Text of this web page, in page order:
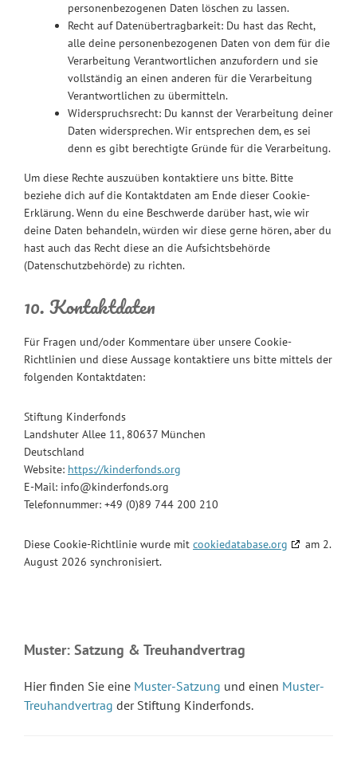
personenbezogenen Daten löschen zu lassen.
Recht auf Datenübertragbarkeit: Du hast das Recht,
alle deine personenbezogenen Daten von dem für die
Verarbeitung Verantwortlichen anzufordern und sie
vollständig an einen anderen für die Verarbeitung
Verantwortlichen zu übermitteln.
Widerspruchsrecht: Du kannst der Verarbeitung deiner
Daten widersprechen. Wir entsprechen dem, es sei
denn es gibt berechtigte Gründe für die Verarbeitung.
Um diese Rechte auszuüben kontaktiere uns bitte. Bitte
beziehe dich auf die Kontaktdaten am Ende dieser Cookie-
Erklärung. Wenn du eine Beschwerde darüber hast, wie wir
deine Daten behandeln, würden wir diese gerne hören, aber du
hast auch das Recht diese an die Aufsichtsbehörde
(Datenschutzbehörde) zu richten.
10. Kontaktdaten
Für Fragen und/oder Kommentare über unsere Cookie-
Richtlinien und diese Aussage kontaktiere uns bitte mittels der
folgenden Kontaktdaten:
Stiftung Kinderfonds
Landshuter Allee 11, 80637 München
Deutschland
Website: https://kinderfonds.org
E-Mail: info@kinderfonds.org
Telefonnummer: +49 (0)89 744 200 210
Diese Cookie-Richtlinie wurde mit cookiedatabase.org
am 2.
August 2026 synchronisiert.
Seitenspalte
Muster: Satzung & Treuhandvertrag
Hier finden Sie eine Muster-Satzung und einen Muster-
Treuhandvertrag der Stiftung Kinderfonds.